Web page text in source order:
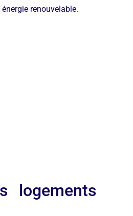
renouvelable.
logements